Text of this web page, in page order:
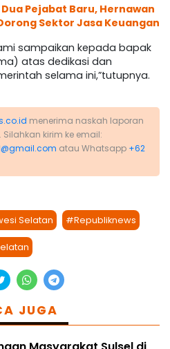
Dua Pejabat Baru, Hernawan
Sektor Jasa Keuangan
sampaikan kepada bapak
atas dedikasi dan
selama ini,”tutupnya.
menerima naskah laporan
Silahkan kirim ke email:
atau Whatsapp +62
Selatan #Republiknews
JUGA